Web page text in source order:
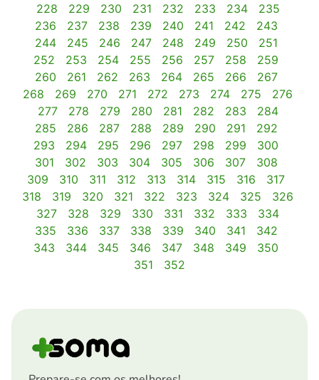
228
229 230 231 232 233 234
235
236
237 238 239 240 241 242
243
244
245 246 247 248 249 250
251
252
253 254 255 256 257 258
259
260
261 262 263 264 265 266
267
268
269 270 271 272 273 274 275
276
277
278 279 280 281 282 283
284
285
286 287 288 289 290 291
292
293
294 295 296 297 298 299
300
301
302 303 304 305 306 307
308
309
310 311 312 313 314 315 316
317
318
319 320 321 322 323 324 325
326
327
328 329 330 331 332 333
334
335
336 337 338 339 340 341
342
343
344 345 346 347 348 349
350
351
352